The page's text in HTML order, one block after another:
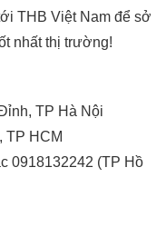
THB Việt Nam để sở
nhất thị trường!
TP Hà Nội
TP HCM
0918132242 (TP Hồ